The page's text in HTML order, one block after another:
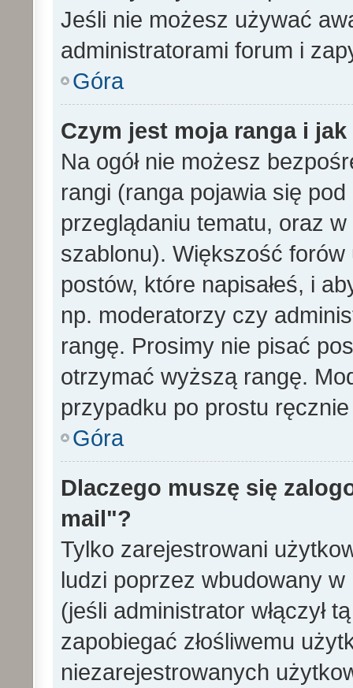
Jeśli nie możesz używać
administratorami forum i
Góra
Czym jest moja ranga i
Na ogół nie możesz
rangi (ranga pojawia się
przeglądaniu tematu, oraz
szablonu). Większość
postów, które napisałeś, i
np. moderatorzy czy
rangę. Prosimy nie pisać
otrzymać wyższą rangę.
przypadku po prostu
Góra
Dlaczego muszę się
mail"?
Tylko zarejestrowani
ludzi poprzez wbudowany
(jeśli administrator włączył
zapobiegać złośliwemu
niezarejestrowanych